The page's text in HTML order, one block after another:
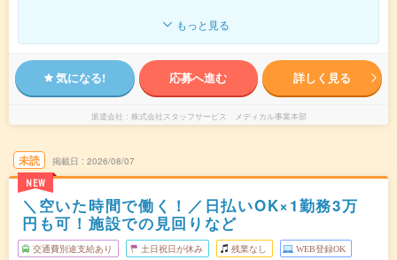
もっと見る
気になる! 応募へ進む 詳しく見る
派遣会社 株式会社スタッフサービス メディカル事業本部
未読
NEW
掲載日 2026/08/07
＼空いた時間で働く！／日払いOK×1勤務3万
円も可！施設での見回りなど
交通費別途支給あり 土日祝日が休み 残業なし WEB登録OK